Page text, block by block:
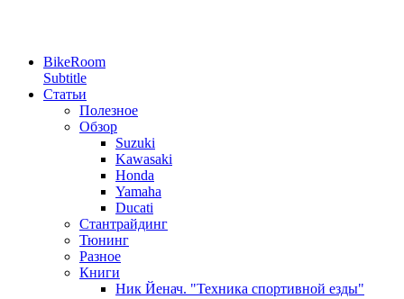
BikeRoom
Subtitle
Статьи
Полезное
Обзор
Suzuki
Kawasaki
Honda
Yamaha
Ducati
Стантрайдинг
Тюнинг
Разное
Книги
Ник Йенач. "Техника спортивной езды"